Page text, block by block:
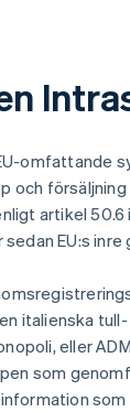
omfattande
och försäljning
artikel 50.6 i
EU:s
italienska
eller
som